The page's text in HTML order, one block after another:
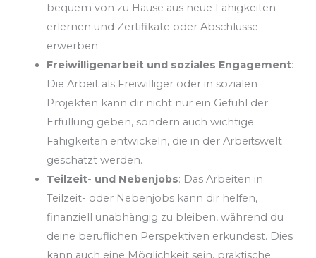
bequem von zu Hause aus neue Fähigkeiten
erlernen und Zertifikate oder Abschlüsse
erwerben.
Freiwilligenarbeit und soziales Engagement:
Die Arbeit als Freiwilliger oder in sozialen
Projekten kann dir nicht nur ein Gefühl der
Erfüllung geben, sondern auch wichtige
Fähigkeiten entwickeln, die in der Arbeitswelt
geschätzt werden.
Teilzeit- und Nebenjobs: Das Arbeiten in
Teilzeit- oder Nebenjobs kann dir helfen,
finanziell unabhängig zu bleiben, während du
deine beruflichen Perspektiven erkundest. Dies
kann auch eine Möglichkeit sein, praktische